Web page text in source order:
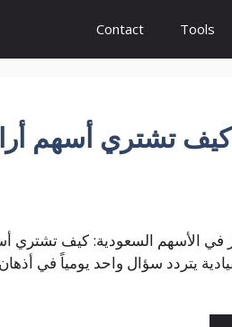
Tools
Contact
كيف تشتري أسهم
في الأسهم السعودية: كيف تشتري
يتردد سؤال واحد يومياً في